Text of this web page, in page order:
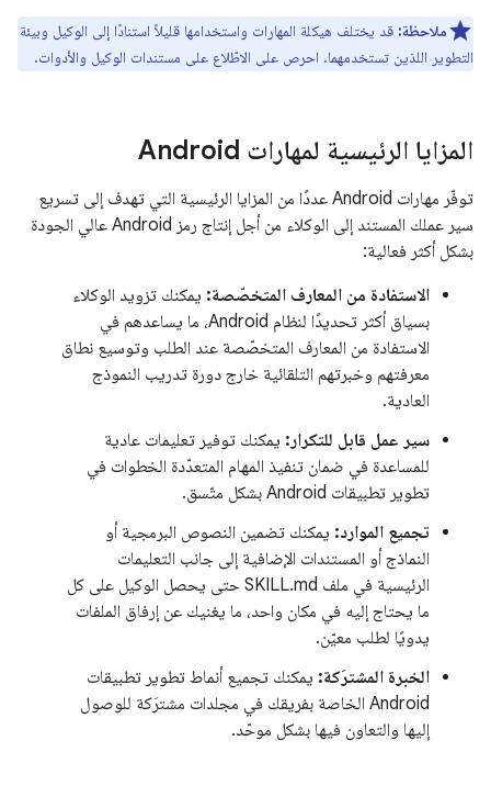
ملاحظة: قد يختلف هيكلة المهارات واستخدامها قليلاً استنادًا إلى الوكيل وبيئة
التطوير اللذين تستخدمهما. احرص على الاطّلاع على مستندات الوكيل والأدوات.
المزايا الرئيسية لمهارات Android
توفّر مهارات Android عددًا من المزايا الرئيسية التي تهدف إلى تسريع
سير عملك المستند إلى الوكلاء من أجل إنتاج رمز Android عالي الجودة
بشكل أكثر فعالية:
الاستفادة من المعارف المتخصّصة: يمكنك تزويد الوكلاء
بسياق أكثر تحديدًا لنظام Android، ما يساعدهم في
الاستفادة من المعارف المتخصّصة عند الطلب وتوسيع نطاق
معرفتهم وخبرتهم التلقائية خارج دورة تدريب النموذج
العادية.
سير عمل قابل للتكرار: يمكنك توفير تعليمات عادية
للمساعدة في ضمان تنفيذ المهام المتعدّدة الخطوات في
تطوير تطبيقات Android بشكل متّسق.
تجميع الموارد: يمكنك تضمين النصوص البرمجية أو
النماذج أو المستندات الإضافية إلى جانب التعليمات
الرئيسية في ملف SKILL.md حتى يحصل الوكيل على كل
ما يحتاج إليه في مكان واحد، ما يغنيك عن إرفاق الملفات
يدويًا لطلب معيّن.
الخبرة المشترَكة: يمكنك تجميع أنماط تطوير تطبيقات
Android الخاصة بفريقك في مجلدات مشترَكة للوصول
إليها والتعاون فيها بشكل موحّد.